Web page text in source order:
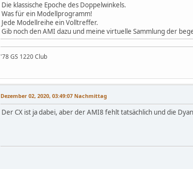
Die klassische Epoche des Doppelwinkels.
Was für ein Modellprogramm!
Jede Modellreihe ein Volltreffer.
Gib noch den AMI dazu und meine virtuelle Sammlung der
'78 GS 1220 Club
Dezember 02, 2020, 03:49:07 Nachmittag
Der CX ist ja dabei, aber der AMI8 fehlt tatsächlich und die